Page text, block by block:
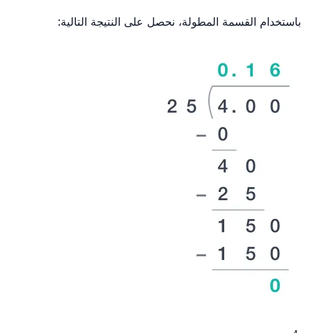
باستخدام القسمة المطولة، نحصل على النتيجة التالية: